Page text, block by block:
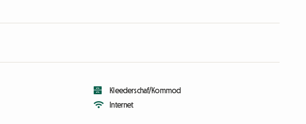
Kleederschaf/Kommod
Internet